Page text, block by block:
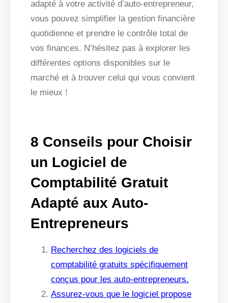
adapté à votre activité d’auto-entrepreneur,
vous pouvez simplifier la gestion financière
quotidienne et prendre le contrôle total de
vos finances. N’hésitez pas à explorer les
différentes options disponibles sur le
marché et à trouver celui qui vous convient
le mieux !
8 Conseils pour Choisir
un Logiciel de
Comptabilité Gratuit
Adapté aux Auto-
Entrepreneurs
Recherchez des logiciels de
comptabilité gratuits spécifiquement
conçus pour les auto-entrepreneurs.
Assurez-vous que le logiciel propose